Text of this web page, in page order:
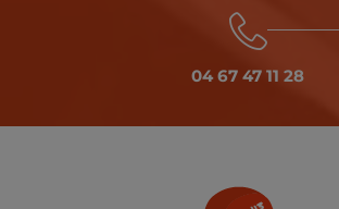
04 67 47 11 28